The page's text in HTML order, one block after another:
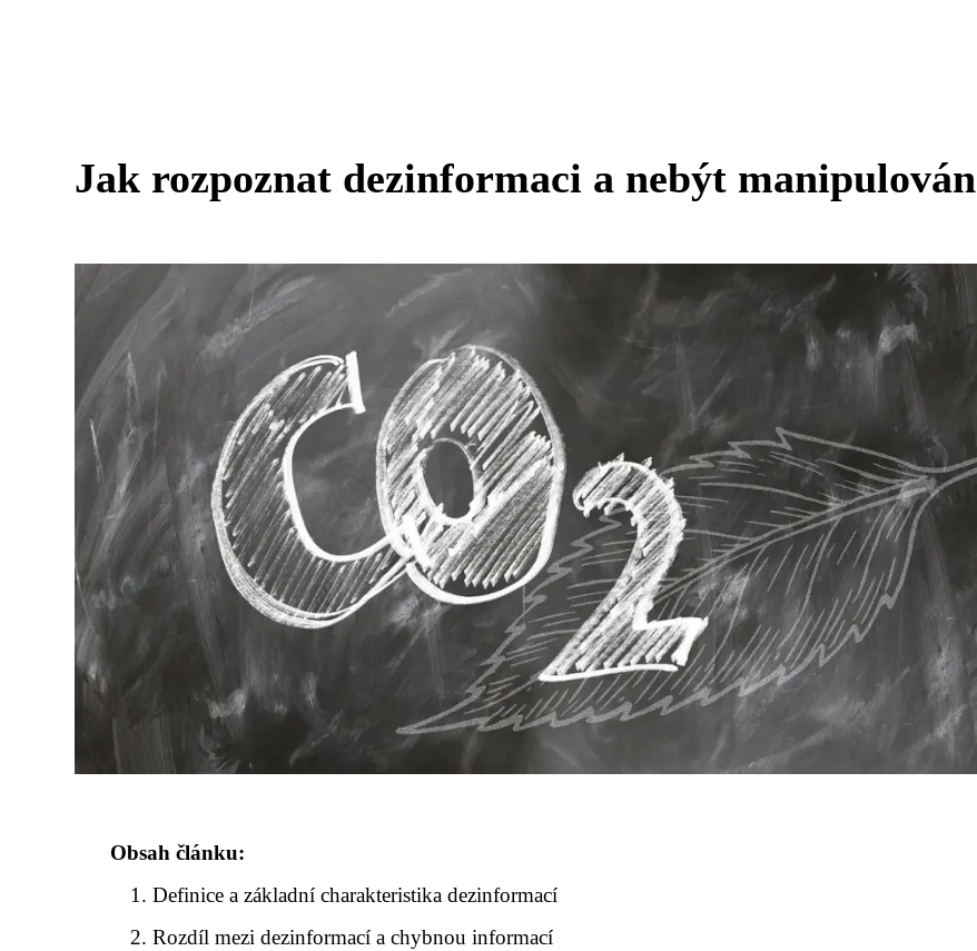
Jak rozpoznat dezinformaci a nebýt manipulován
Obsah článku:
Definice a základní charakteristika dezinformací
Rozdíl mezi dezinformací a chybnou informací